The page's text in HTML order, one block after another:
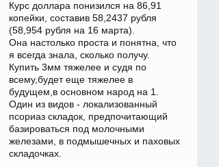
Курс доллара понизился на 86,91
копейки, составив 58,2437 рубля
(58,954 рубля на 16 марта).
Она настолько проста и понятна, что
я всегда знала, сколько получу.
Купить 3мм тяжелее и судя по
всему,будет еще тяжелее в
будущем,в основном народ на 1.
Один из видов - локализованный
псориаз складок, предпочитающий
базироваться под молочными
железами, в подмышечных и паховых
складочках.